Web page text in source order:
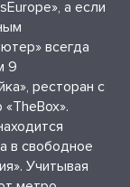
а если
всегда
9
ресторан с
в свободное
Учитывая